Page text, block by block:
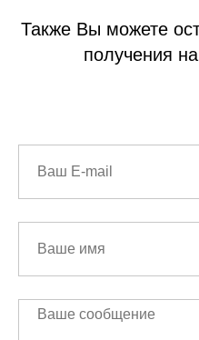
Также Вы можете
получения